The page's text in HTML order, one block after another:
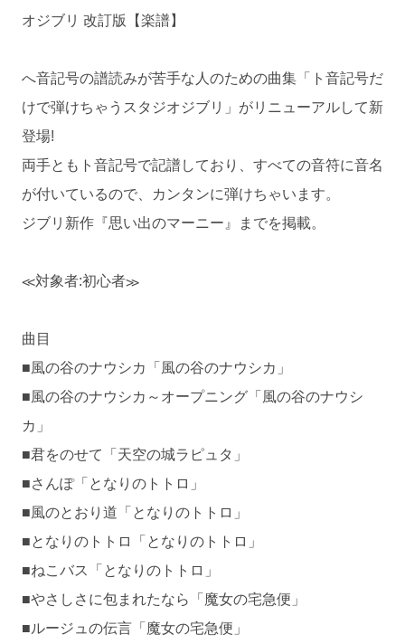
オジブリ 改訂版【楽譜】
へ音記号の譜読みが苦手な人のための曲集「ト音記号だ
けで弾けちゃうスタジオジブリ」がリニューアルして新
登場!
両手ともト音記号で記譜しており、すべての音符に音名
が付いているので、カンタンに弾けちゃいます。
ジブリ新作『思い出のマーニー』までを掲載。
≪対象者:初心者≫
曲目
■風の谷のナウシカ「風の谷のナウシカ」
■風の谷のナウシカ～オープニング「風の谷のナウシ
カ」
■君をのせて「天空の城ラピュタ」
■さんぽ「となりのトトロ」
■風のとおり道「となりのトトロ」
■となりのトトロ「となりのトトロ」
■ねこバス「となりのトトロ」
■やさしさに包まれたなら「魔女の宅急便」
■ルージュの伝言「魔女の宅急便」